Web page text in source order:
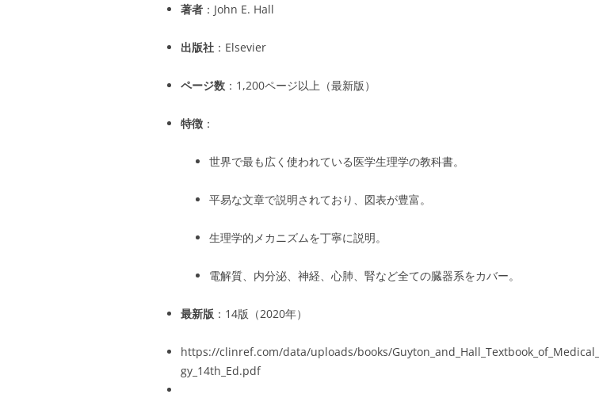
著者 ：John E. Hall
出版社 ：Elsevier
ページ数 ：1,200ページ以上（最新版）
特徴 ：
世界で最も広く使われている医学生理学の教科書。
平易な文章で説明されており、図表が豊富。
生理学的メカニズムを丁寧に説明。
電解質、内分泌、神経、心肺、腎など全ての臓器系をカバー。
最新版 ：14版（2020年）
https://clinref.com/data/uploads/books/
gy_14th_Ed.pdf